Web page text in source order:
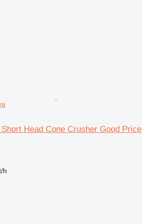
Head Cone Crusher Good Price
h